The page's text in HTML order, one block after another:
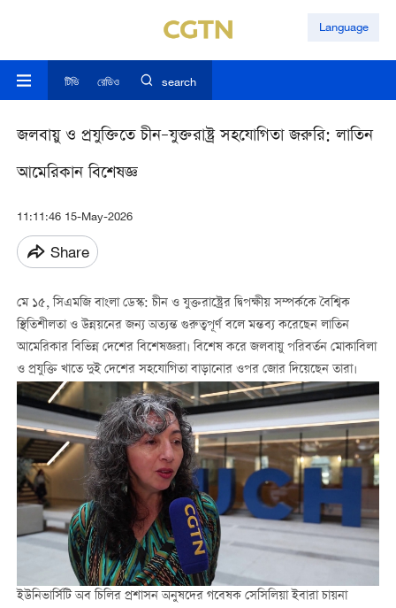
Language
টিভি রেডিও search
জলবায়ু ও প্রযুক্তিতে চীন–যুক্তরাষ্ট্র সহযোগিতা জরুরি: লাতিন
আমেরিকান বিশেষজ্ঞ
11:11:46 15-May-2026
Share
মে ১৫, সিএমজি বাংলা ডেস্ক: চীন ও যুক্তরাষ্ট্রের দ্বিপক্ষীয় সম্পর্ককে বৈশ্বিক
স্থিতিশীলতা ও উন্নয়নের জন্য অত্যন্ত গুরুত্বপূর্ণ বলে মন্তব্য করেছেন লাতিন
আমেরিকার বিভিন্ন দেশের বিশেষজ্ঞরা। বিশেষ করে জলবায়ু পরিবর্তন মোকাবিলা
ও প্রযুক্তি খাতে দুই দেশের সহযোগিতা বাড়ানোর ওপর জোর দিয়েছেন তারা।
ইউনিভার্সিটি অব চিলির প্রশাসন অনুষদের গবেষক সেসিলিয়া ইবারা চায়না